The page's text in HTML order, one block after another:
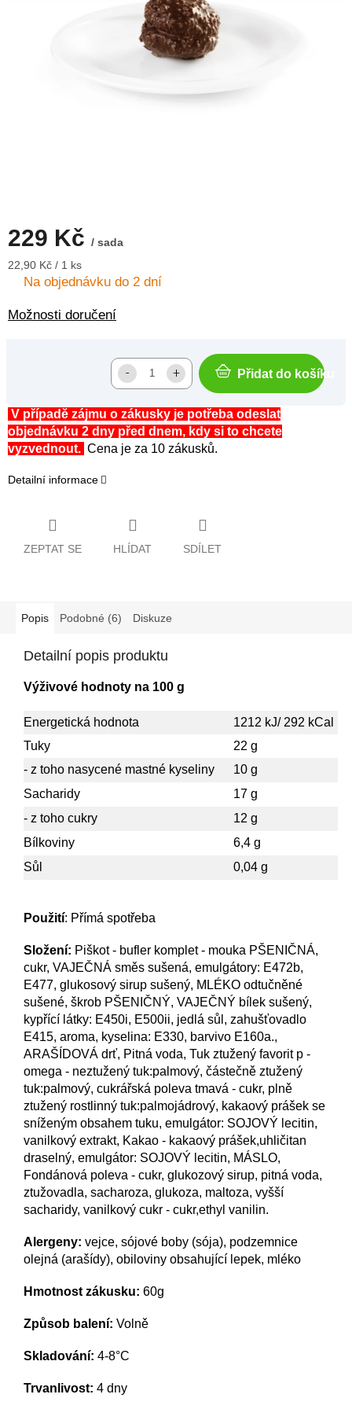
229 Kč / sada
Měrná
cena:
22,90 Kč / 1 ks
Na objednávku do 2 dní
Možnosti doručení
Přidat do košíku
V případě zájmu o zákusky je potřeba odeslat
objednávku 2 dny před dnem, kdy si to chcete
vyzvednout. Cena je za 10 zákusků.
Detailní informace
ZEPTAT SE HLÍDAT SDÍLET
Popis Podobné (6) Diskuze
Detailní popis produktu
Výživové hodnoty na 100 g
Energetická hodnota
1212 kJ/ 292 kCal
Tuky
22 g
- z toho nasycené mastné kyseliny
10 g
Sacharidy
17 g
- z toho cukry
12 g
Bílkoviny
6,4 g
Sůl
0,04 g
Použití: Přímá spotřeba
Složení: Piškot - bufler komplet - mouka PŠENIČNÁ,
cukr, VAJEČNÁ směs sušená, emulgátory: E472b,
E477, glukosový sirup sušený, MLÉKO odtučněné
sušené, škrob PŠENIČNÝ, VAJEČNÝ bílek sušený,
kypřící látky: E450i, E500ii, jedlá sůl, zahušťovadlo
E415, aroma, kyselina: E330, barvivo E160a.,
ARAŠÍDOVÁ drť, Pitná voda, Tuk ztužený favorit p -
omega - neztužený tuk:palmový, částečně ztužený
tuk:palmový, cukrářská poleva tmavá - cukr, plně
ztužený rostlinný tuk:palmojádrový, kakaový prášek se
sníženým obsahem tuku, emulgátor: SOJOVÝ lecitin,
vanilkový extrakt, Kakao - kakaový prášek,uhličitan
draselný, emulgátor: SOJOVÝ lecitin, MÁSLO,
Fondánová poleva - cukr, glukozový sirup, pitná voda,
ztužovadla, sacharoza, glukoza, maltoza, vyšší
sacharidy, vanilkový cukr - cukr,ethyl vanilin.
Alergeny: vejce, sójové boby (sója), podzemnice
olejná (arašídy), obiloviny obsahující lepek, mléko
Hmotnost zákusku: 60g
Způsob balení: Volně
Skladování: 4-8°C
Trvanlivost: 4 dny